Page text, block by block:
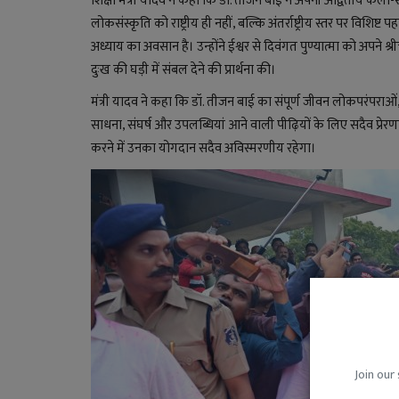
Join
लोकसंस्कृति को राष्ट्रीय ही नहीं, बल्कि अंतर्राष्ट्रीय स्तर पर
अध्याय का अवसान है। उन्होंने ईश्वर से दिवंगत पुण्यात्मा को अपने
दुःख की घड़ी में संबल देने की प्रार्थना की।
मंत्री यादव ने कहा कि डॉ. तीजन बाई का संपूर्ण जीवन
साधना, संघर्ष और उपलब्धियां आने वाली पीढ़ियों के लिए सदैव
करने में उनका योगदान सदैव अविस्मरणीय रहेगा।